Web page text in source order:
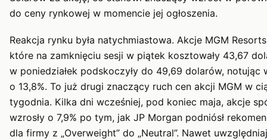
do ceny rynkowej w momencie jej ogłoszenia.
Reakcja rynku była natychmiastowa. Akcje MGM
które na zamknięciu sesji w piątek kosztowały 43,67
w poniedziałek podskoczyły do 49,69 dolarów, notując
o 13,8%. To już drugi znaczący ruch cen akcji MGM w
tygodnia. Kilka dni wcześniej, pod koniec maja, akcje
wzrosły o 7,9% po tym, jak JP Morgan podniósł
dla firmy z „Overweight” do „Neutral”. Nawet